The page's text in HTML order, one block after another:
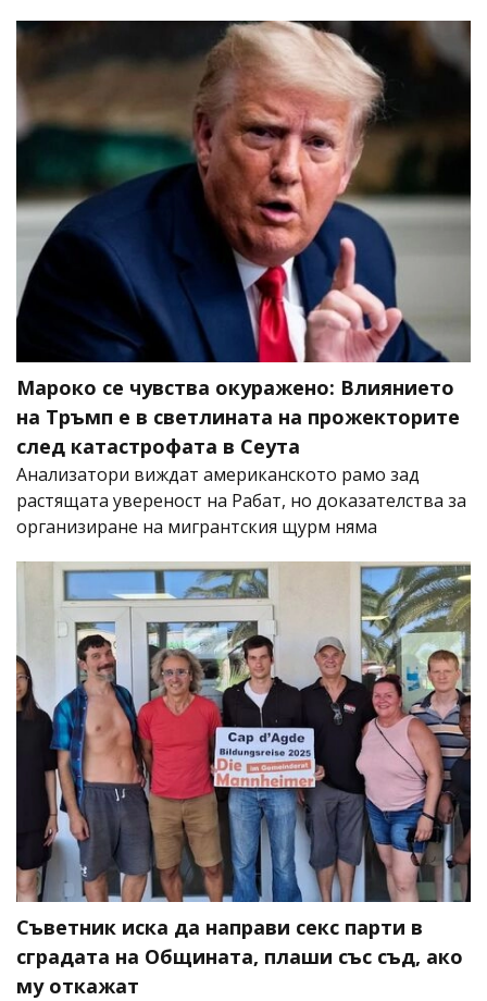
Мароко се чувства окуражено: Влиянието
на Тръмп е в светлината на прожекторите
след катастрофата в Сеута
Анализатори виждат американското рамо зад
растящата увереност на Рабат, но доказателства за
организиране на мигрантския щурм няма
Съветник иска да направи секс парти в
сградата на Общината, плаши със съд, ако
му откажат